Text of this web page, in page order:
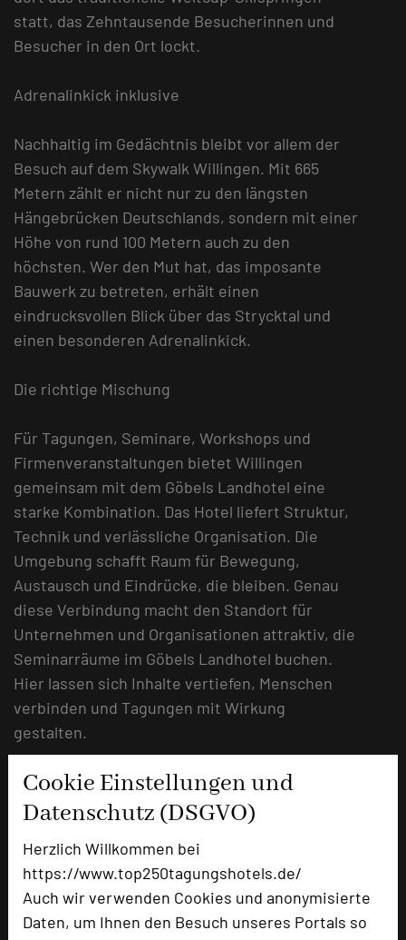
Cookie Einstellungen und
Datenschutz (DSGVO)
Herzlich Willkommen bei
https://www.top250tagungshotels.de/
Auch wir verwenden Cookies und anonymisierte
Daten, um Ihnen den Besuch unseres Portals so
statt, das Zehntausende Besucherinnen und
Besucher in den Ort lockt.
Adrenalinkick inklusive
Nachhaltig im Gedächtnis bleibt vor allem der
Besuch auf dem Skywalk Willingen. Mit 665
Metern zählt er nicht nur zu den längsten
Hängebrücken Deutschlands, sondern mit einer
Höhe von rund 100 Metern auch zu den
höchsten. Wer den Mut hat, das imposante
Bauwerk zu betreten, erhält einen
eindrucksvollen Blick über das Strycktal und
einen besonderen Adrenalinkick.
Die richtige Mischung
Für Tagungen, Seminare, Workshops und
Firmenveranstaltungen bietet Willingen
gemeinsam mit dem Göbels Landhotel eine
starke Kombination. Das Hotel liefert Struktur,
Technik und verlässliche Organisation. Die
Umgebung schafft Raum für Bewegung,
Austausch und Eindrücke, die bleiben. Genau
diese Verbindung macht den Standort für
Unternehmen und Organisationen attraktiv, die
Seminarräume im Göbels Landhotel buchen.
Hier lassen sich Inhalte vertiefen, Menschen
verbinden und Tagungen mit Wirkung
gestalten.
URL:
www.goebels-landhotel.de
URL:https://www.goebel-